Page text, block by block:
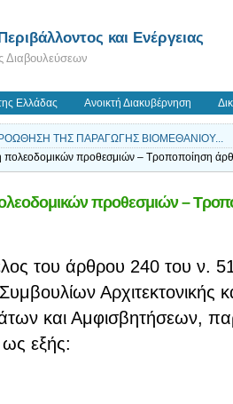
και Ενέργειας
Διαβουλεύσεων
Ελλάδας Ανοικτή Διακυβέρνηση
ΤΗΣ ΠΑΡΑΓΩΓΗΣ ΒΙΟΜΕΘΑΝΙΟΥ...
προθεσμιών – Τροποποίηση
προθεσμιών –
του άρθρου 240 του ν.
Αρχιτεκτονικής
και Αμφισβητήσεων,
εξής: